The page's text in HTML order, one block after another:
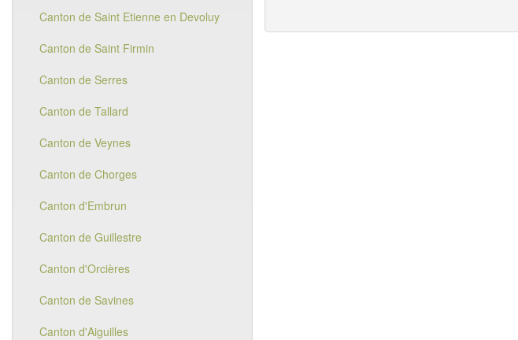
Canton de Saint Etienne en Devoluy
Canton de Saint Firmin
Canton de Serres
Canton de Tallard
Canton de Veynes
Canton de Chorges
Canton d'Embrun
Canton de Guillestre
Canton d'Orcières
Canton de Savines
Canton d'Aiguilles